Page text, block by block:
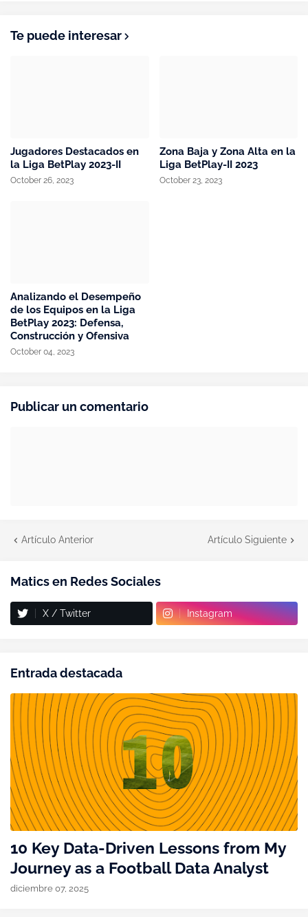
Te puede interesar
Jugadores Destacados en
la Liga BetPlay 2023-II
October 26, 2023
Zona Baja y Zona Alta en la
Liga BetPlay-II 2023
October 23, 2023
Analizando el Desempeño
de los Equipos en la Liga
BetPlay 2023: Defensa,
Construcción y Ofensiva
October 04, 2023
Publicar un comentario
Artículo Anterior Artículo Siguiente
Matics en Redes Sociales
X / Twitter Instagram
Entrada destacada
10 Key Data-Driven Lessons from My
Journey as a Football Data Analyst
diciembre 07, 2025